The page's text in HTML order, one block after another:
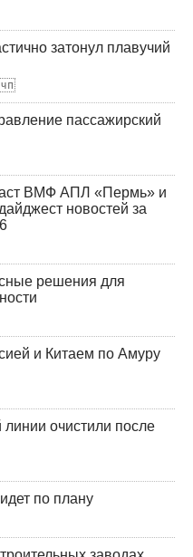
затонул плавучий
пассажирский
ВМФ АПЛ «Пермь» и
новостей за
решения для
и Китаем по Амуру
очистили после
по плану